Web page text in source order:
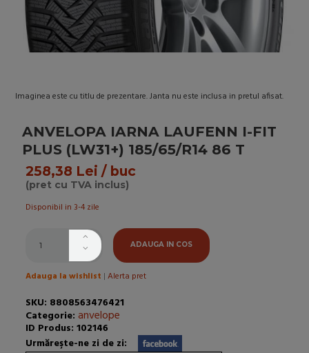
Imaginea este cu titlu de prezentare. Janta nu este inclusa in pretul afisat.
ANVELOPA IARNA LAUFENN I-FIT
PLUS (LW31+) 185/65/R14 86 T
258,38 Lei / buc
(pret cu TVA inclus)
Disponibil in 3-4 zile
ADAUGA IN COS
Adauga la wishlist | Alerta pret
SKU: 8808563476421
Categorie: anvelope
ID Produs: 102146
Urmăreşte-ne zi de zi: